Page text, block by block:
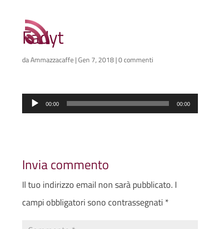
Fadyt
daAmmazzacaffe|Gen 7, 2018|0 commenti
Audio
00:00 00:00
Invia commento
Il tuo indirizzo email non sarà pubblicato. I
campi obbligatori sono contrassegnati *